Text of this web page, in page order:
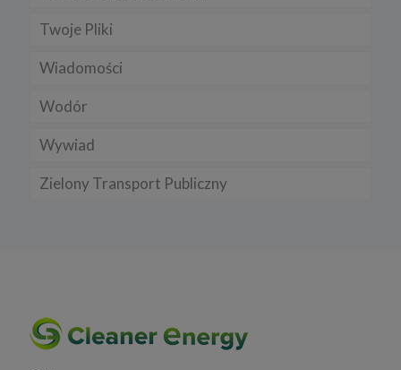
Twoje Pliki
Wiadomości
Wodór
Wywiad
Zielony Transport Publiczny